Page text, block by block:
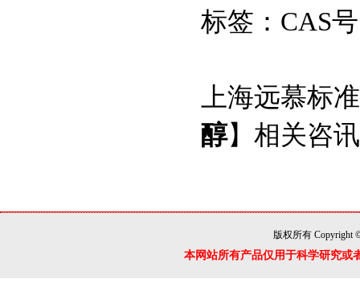
标签：CAS
上海远慕标
醇】相关咨
版权所有 Copyright
本网站所有产品仅用于科学研究或